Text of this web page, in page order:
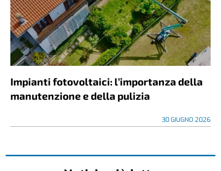
Impianti fotovoltaici: l’importanza della
manutenzione e della pulizia
30 GIUGNO 2026